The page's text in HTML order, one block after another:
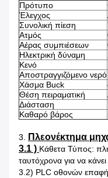
Πρότυπο
Έλεγχος
Συνολική πίεση
Ατμός
Αέρας συμπιέσεων
Ηλεκτρική δύναμη
Κενό
Αποστραγγιζόμενο νερό
Χάσμα Buck
Θέση πειραματική
Διάσταση
Καθαρό βάρος
3. Πλεονέκτημα
3.1 ) Κάθετα Τύπος:
ταυτόχρονα για να
3.2) PLC οθονών